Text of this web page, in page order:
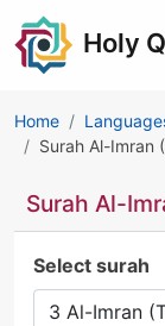
Holy
Home
Surah Al-Imran
Surah Al-
Select surah